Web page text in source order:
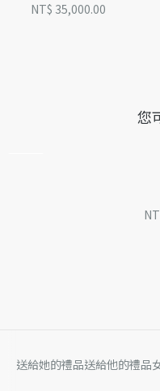
NT$ 35,000.00
您
送給她的禮品送給他的禮品